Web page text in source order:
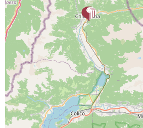
PROGETTO CO-
CAPOFILA: